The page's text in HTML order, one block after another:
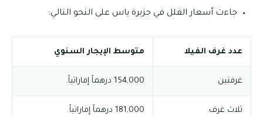
جاءت أسعار الفلل في جزيرة ياس على النحو التالي:
عدد غرف الفيلا متوسط الإيجار السنوي
غرفتين 154,000 درهماً إماراتياً.
ثلاث غرف 181,000 درهماً إماراتياً.